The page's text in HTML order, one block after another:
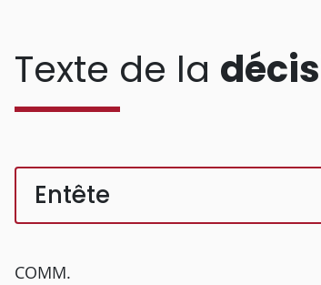
Texte de la
Entête
COMM.